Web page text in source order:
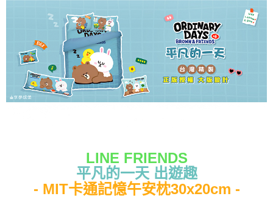
LINE FRIENDS
平凡的一天 出遊趣
- MIT卡通記憶午安枕30x20cm -